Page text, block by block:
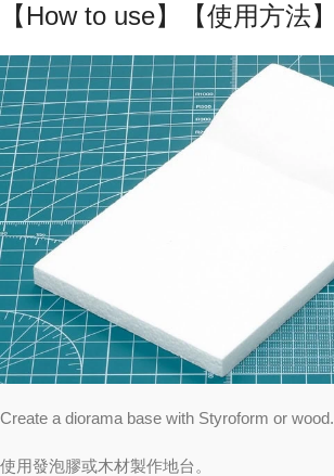
【How to use】【使用方法】
Create a diorama base with Styroform or wood.
使用發泡膠或木材製作地台。